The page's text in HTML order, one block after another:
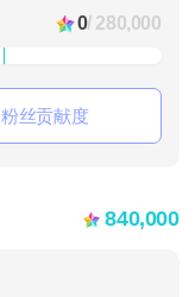
0/ 280,000
粉丝贡献度
840,000